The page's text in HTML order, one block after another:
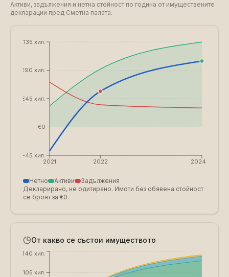
Активи, задължения и нетна стойност по година от имуществените
декларации пред Сметна палата.
2021 2022 2024
€-45 хил.
€0
€45 хил.
€90 хил.
€135 хил.
Нетно Активи
Задължения
Декларирано, не одитирано. Имоти без обявена стойност
се броят за €0.
От какво се състои имуществото
€105 хил.
€140 хил.